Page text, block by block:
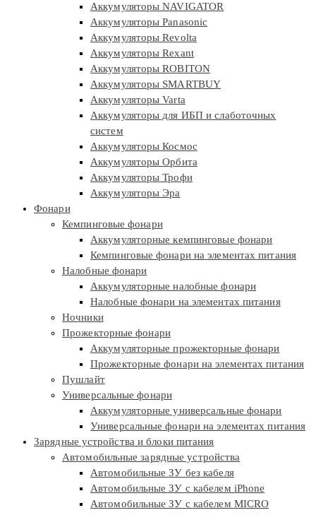
Аккумуляторы NAVIGATOR
Аккумуляторы Panasonic
Аккумуляторы Revolta
Аккумуляторы Rexant
Аккумуляторы ROBITON
Аккумуляторы SMARTBUY
Аккумуляторы Varta
Аккумуляторы для ИБП и слаботочных
систем
Аккумуляторы Космос
Аккумуляторы Орбита
Аккумуляторы Трофи
Аккумуляторы Эра
Фонари
Кемпинговые фонари
Аккумуляторные кемпинговые фонари
Кемпинговые фонари на элементах питания
Налобные фонари
Аккумуляторные налобные фонари
Налобные фонари на элементах питания
Ночники
Прожекторные фонари
Аккумуляторные прожекторные фонари
Прожекторные фонари на элементах питания
Пушлайт
Универсальные фонари
Аккумуляторные универсальные фонари
Универсальные фонари на элементах питания
Зарядные устройства и блоки питания
Автомобильные зарядные устройства
Автомобильные ЗУ без кабеля
Автомобильные ЗУ с кабелем iPhone
Автомобильные ЗУ с кабелем MICRO